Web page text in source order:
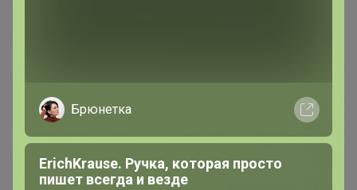
Лесосибирска. Достойное качество
по доступным ценам. Без
ТРАНСПОРТНЫХ
СП167 Империя пальто - большой
выбор верхней одежды!
Брюнетка
ErichKrause. Ручка, которая просто
пишет всегда и везде